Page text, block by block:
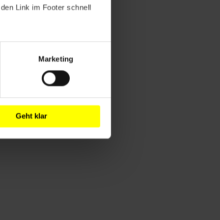
Link im Footer schnell
Marketing
Geht klar